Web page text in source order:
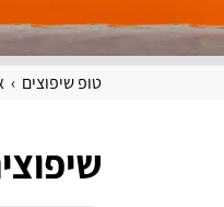
טופ שיפוצים